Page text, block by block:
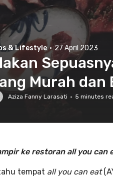
& Lifestyle · 27 April 2023
Murah dan
Aziza Fanny Larasati · 5 minutes
ke restoran all you can
tempat all you can eat